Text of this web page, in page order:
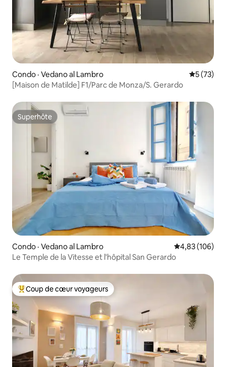
Condo · Vedano al Lambro Note
5 (73)
[Maison de Matilde] F1/Parc de Monza/S. Gerardo
Superhôte
Superhôte
Condo · Vedano al Lambro Note
4,83 (106)
Le Temple de la Vitesse et l'hôpital San Gerardo
Coup de cœur voyageurs parmi les plus aimés
Coup de cœur voyageurs